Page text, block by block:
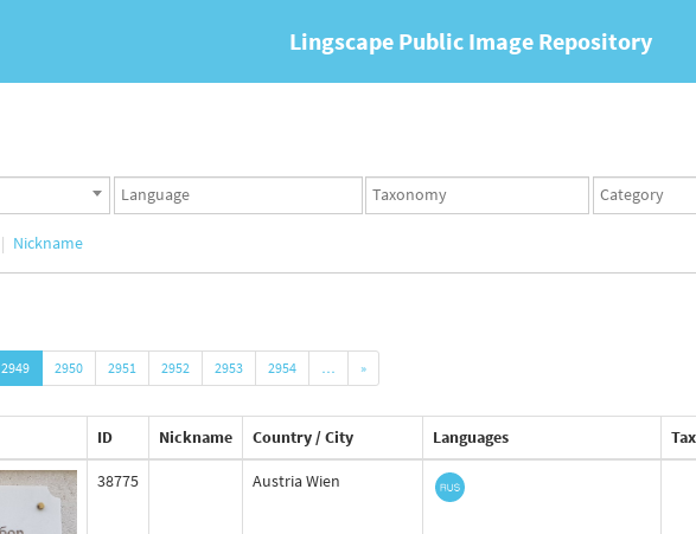
Lingscape Public Image Repository
Languages
set
Taxonomy
set
Taxonomy
term
Nickname
2949 2950 2951 2952 2953 2954 … »
ID Nickname Country / City Languages
38775 Austria Wien